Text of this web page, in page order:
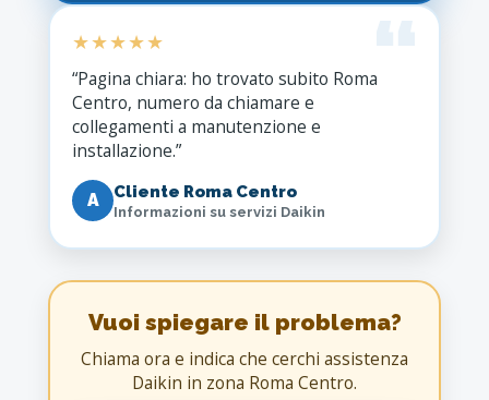
★★★★★
“Pagina chiara: ho trovato subito Roma
Centro, numero da chiamare e
collegamenti a manutenzione e
installazione.”
A Cliente Roma Centro
Informazioni su servizi Daikin
Vuoi spiegare il problema?
Chiama ora e indica che cerchi assistenza
Daikin in zona Roma Centro.